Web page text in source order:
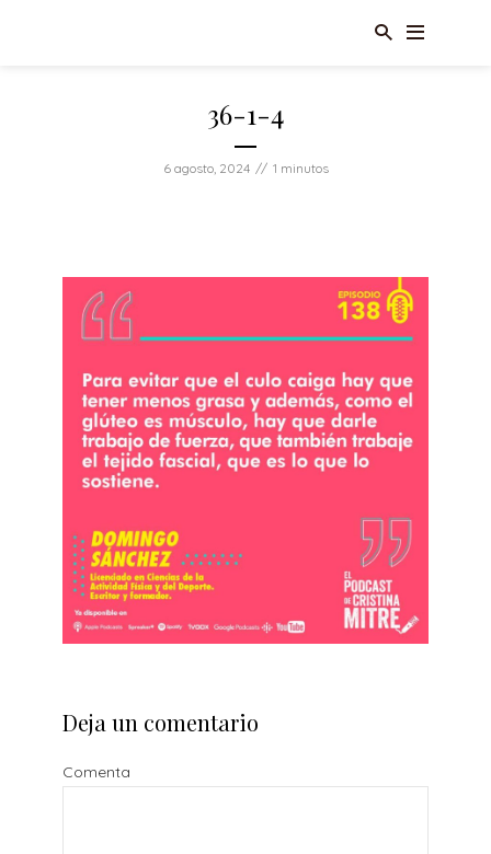
36-1-4
6 agosto, 2024 1 minutos
Deja un comentario
Comenta